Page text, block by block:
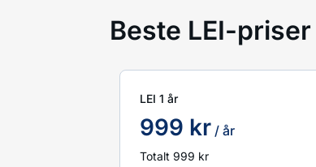
Beste LEI-
LEI 1 år
999 kr / år
Totalt 999 kr